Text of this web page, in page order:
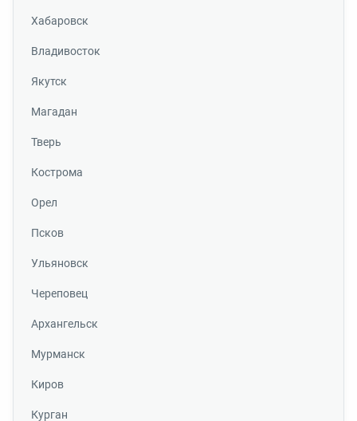
Хабаровск
Владивосток
Якутск
Магадан
Тверь
Кострома
Орел
Псков
Ульяновск
Череповец
Архангельск
Мурманск
Киров
Курган